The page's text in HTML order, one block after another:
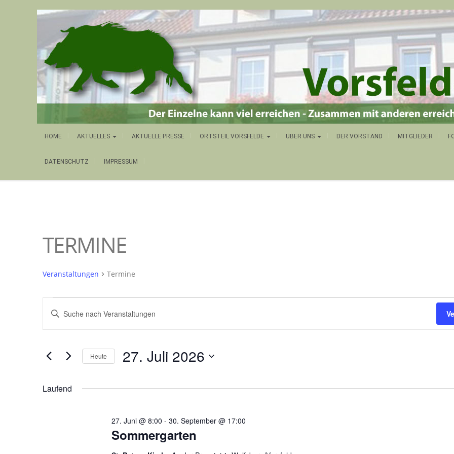
HOME AKTUELLES AKTUELLE PRESSE ORTSTEIL VORSFELDE ÜBER UNS DER VORSTAND MITGLIEDER
DATENSCHUTZ IMPRESSUM
TERMINE
Veranstaltungen Termine
VERANSTALTUNGEN
FÜR
JULI
VERANSTALTUNGEN
SUCHE
ANSICHTEN,
Bitte
Suche
Schlüsselwort.
Heute 27. Juli 2026
wählen.
Laufend
Sommergarten
27. Juni @ 8:00 - 30. September @ 17:00